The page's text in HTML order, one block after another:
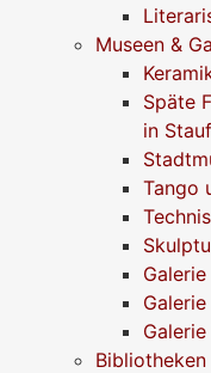
Museen &
Späte
in
Tango
Galerie
Bibliotheken